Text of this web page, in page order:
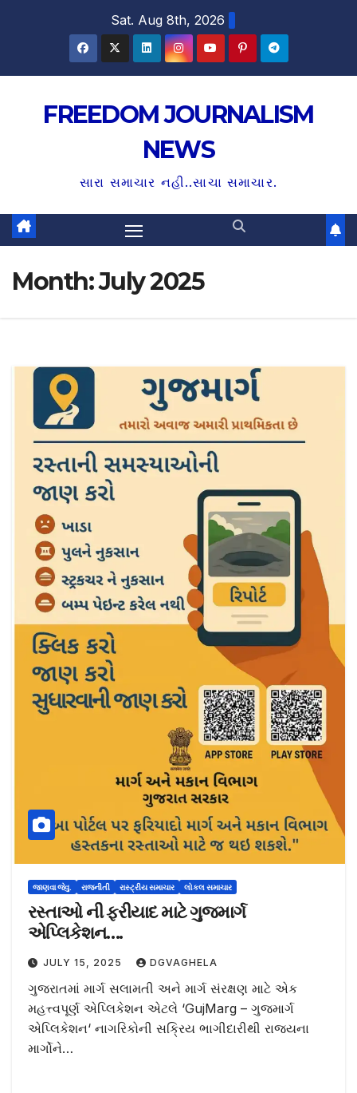
e
Sat. Aug 8th, 2026
FREEDOM JOURNALISM
NEWS
સારા સમાચાર નહી..સાચા સમાચાર.
Month:July 2025
જાણવા જેવુ. રાજનીતી રાસ્ટ્રીય સમાચાર લોકલ સમાચાર
રસ્તાઓ ની ફરીયાદ માટે ગુજમાર્ગ
એપ્લિકેશન….
JULY 15, 2025 DGVAGHELA
ગુજરાતમાં માર્ગ સલામતી અને માર્ગ સંરક્ષણ માટે એક
મહત્ત્વપૂર્ણ એપ્લિકેશન એટલે ‘GujMarg – ગુજમાર્ગ
એપ્લિકેશન‘ નાગરિકોની સક્રિય ભાગીદારીથી રાજ્યના
માર્ગોને…